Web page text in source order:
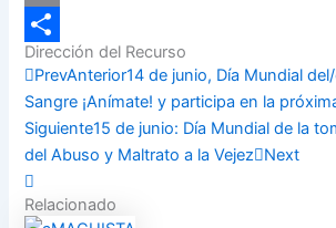
Email
Compartir
Dirección del Recurso
PrevAnterior14 de junio, Día Mundial
Sangre ¡Anímate! y participa en la
Siguiente15 de junio: Día Mundial de la
del Abuso y Maltrato a la Vejez Next
Relacionado